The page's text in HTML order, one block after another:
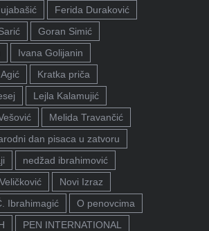
Ferida Duraković
Goran Simić
Ivana Golijanin
Kratka priča
Lejla Kalamujić
Melida Travančić
dan pisaca u zatvoru
nedžad ibrahimović
Novi Izraz
Ibrahimagić
O penovcima
PEN INTERNATIONAL